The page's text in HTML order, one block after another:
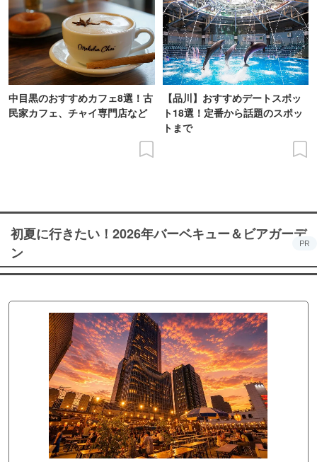
中目黒のおすすめカフェ8選！古
民家カフェ、チャイ専門店など
【品川】おすすめデートスポッ
ト18選！定番から話題のスポッ
トまで
初夏に行きたい！2026年バーベキュー＆ビアガーデ
ン
PR